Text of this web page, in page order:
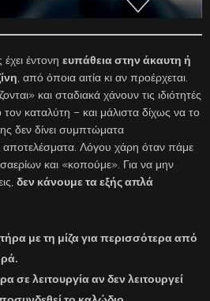
έντονη ευπάθεια στην άκαυτη ή
, από όποια αιτία κι αν προέρχεται.
και σταδιακά χάνουν τις ιδιότητές
καταλύτη – και μάλιστα δίχως να το
δεν δίνει συμπτώματα
αποτελέσματα. Λόγου χάρη όταν πάμε
και «κοπούμε». Για να μην
δεν κάνουμε τα εξής απλά
με τη μίζα για περισσότερα από
σε λειτουργία αν δεν λειτουργεί